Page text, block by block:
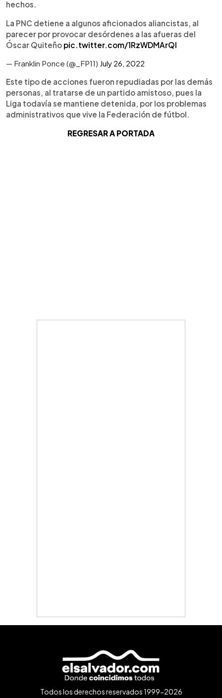
hechos.
La PNC detiene a algunos aficionados aliancistas, al
parecer por provocar desórdenes a las afueras del
Óscar Quiteño pic.twitter.com/1RzWDMArQl
— Franklin Ponce (@_FP11) July 26, 2022
Este tipo de acciones fueron repudiadas por las demás
personas, al tratarse de un partido amistoso, pues la
Liga todavía se mantiene detenida, por los problemas
administrativos que vive la Federación de fútbol.
REGRESAR A PORTADA
Todos los derechos reservados 1999-2026